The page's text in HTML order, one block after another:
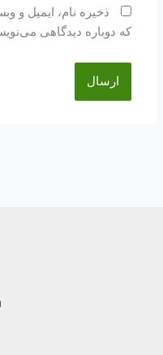
ذخیره نام، ایمیل و
که دوباره دیدگاهی